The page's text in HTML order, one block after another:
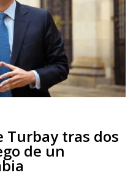
Turbay tras dos
de un